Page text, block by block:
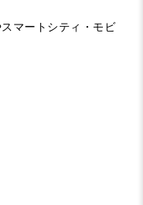
マートシティ・モビ